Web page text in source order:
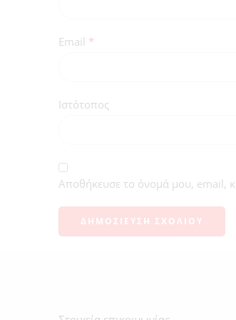
Email *
Ιστότοπος
Αποθήκευσε το όνομά μου, email,